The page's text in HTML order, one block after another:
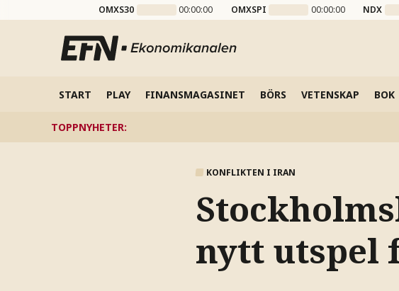
OMXS30 00:00:00 OMXSPI 00:00:00 NDX
START PLAY FINANSMAGASINET BÖRS VETENSKAP BOK
TOPPNYHETER:
KONFLIKTEN I IRAN
nytt utspel